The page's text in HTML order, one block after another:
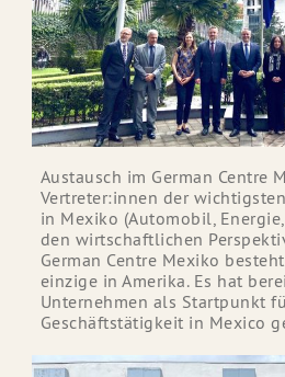
Austausch im German Centre
Vertreter:innen der
in Mexiko (Automobil,
den wirtschaftlichen
German Centre Mexiko
einzige in Amerika. Es hat
Unternehmen als Startpunkt
Geschäftstätigkeit in Mexico